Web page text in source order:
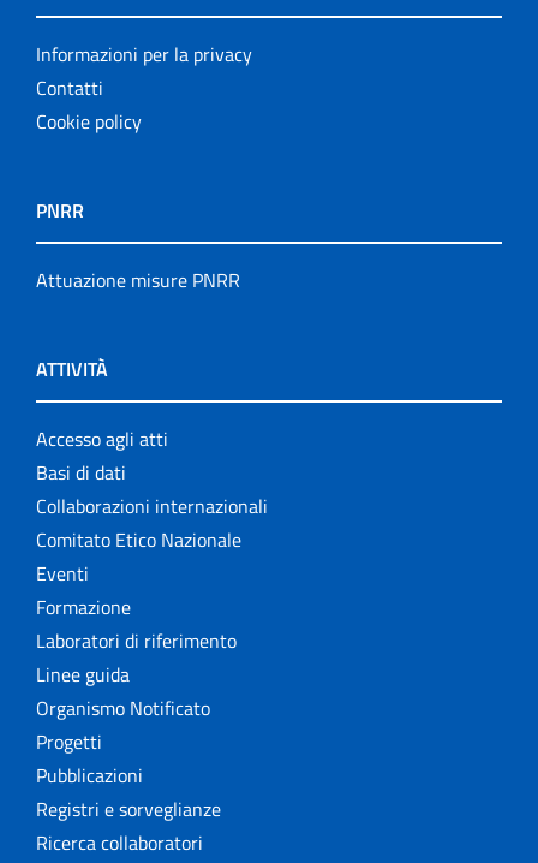
Informazioni per la privacy
Contatti
Cookie policy
PNRR
Attuazione misure PNRR
ATTIVITÀ
Accesso agli atti
Basi di dati
Collaborazioni internazionali
Comitato Etico Nazionale
Eventi
Formazione
Laboratori di riferimento
Linee guida
Organismo Notificato
Progetti
Pubblicazioni
Registri e sorveglianze
Ricerca collaboratori